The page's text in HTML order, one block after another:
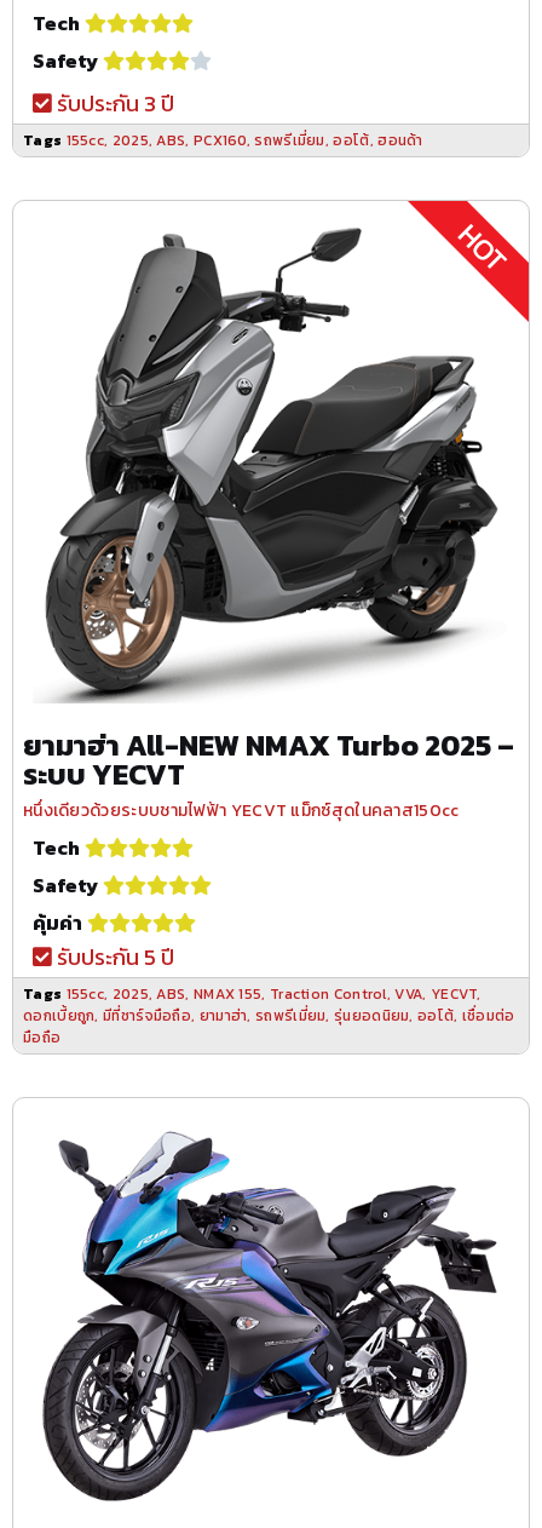
Tech
Safety
รับประกัน 3 ปี
Tags 155cc, 2025,ABS, PCX160,รถพรีเมี่ยม,ออโต้,ฮอนด้า
ยามาฮ่า All-NEW NMAX Turbo 2025 –
ระบบ YECVT
หนึ่งเดียวด้วยระบบชามไฟฟ้า YECVT แม็กซ์สุดในคลาส150cc
Tech
Safety
คุ้มค่า
รับประกัน 5 ปี
Tags 155cc, 2025,ABS, NMAX 155, Traction Control,VVA, YECVT,
ดอกเบี้ยถูก,มีที่ชาร์จมือถือ, ยามาฮ่า,รถพรีเมี่ยม,รุ่นยอดนิยม,ออโต้, เชื่อมต่อ
มือถือ